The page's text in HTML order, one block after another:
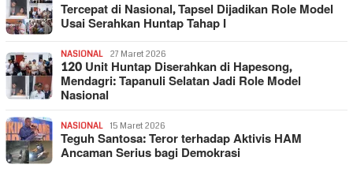
Tercepat di Nasional, Tapsel Dijadikan Role Model
Usai Serahkan Huntap Tahap I
NASIONAL 27 Maret 2026
120 Unit Huntap Diserahkan di Hapesong,
Mendagri: Tapanuli Selatan Jadi Role Model
Nasional
NASIONAL 15 Maret 2026
Teguh Santosa: Teror terhadap Aktivis HAM
Ancaman Serius bagi Demokrasi